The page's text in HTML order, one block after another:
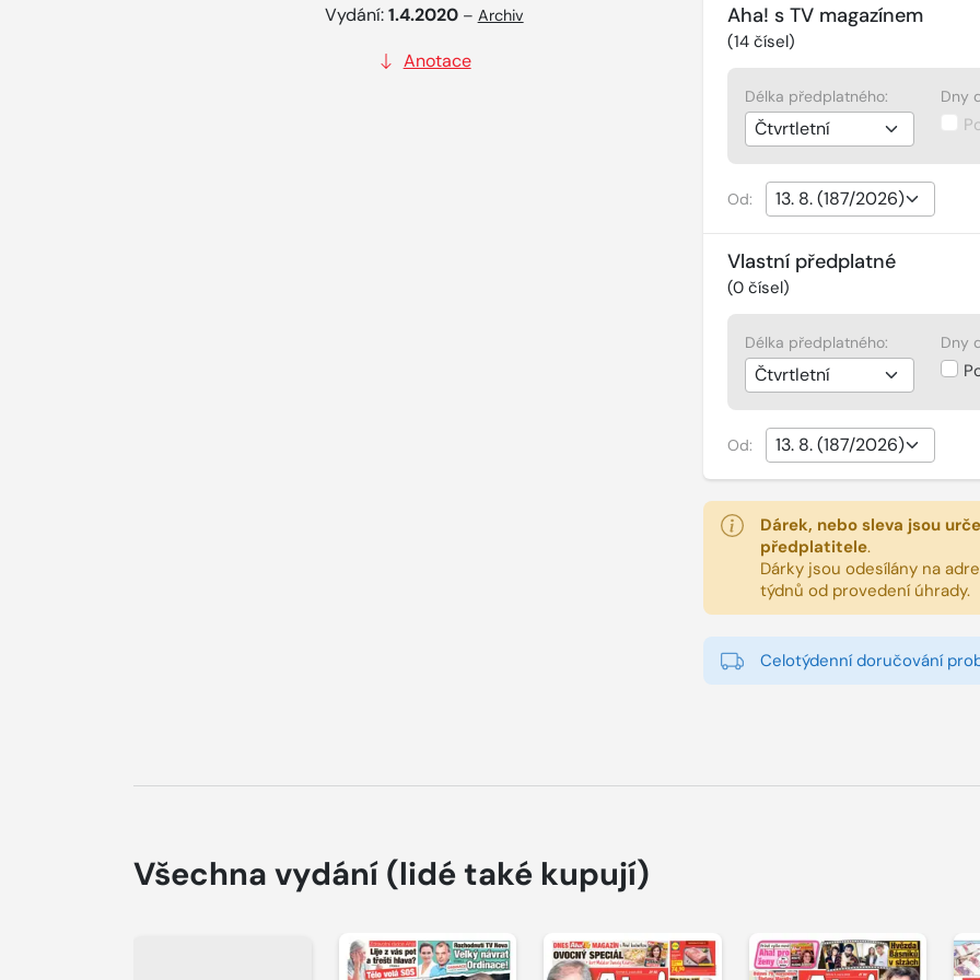
Vydání:1.4.2020 – Archiv
Anotace
Aha! s TV magazínem
(14čísel)
Délka předplatného: Dny
Od:
Vlastní předplatné
(0čísel)
Délka předplatného: Dny
Od:
Dárek, nebo sleva jsou
předplatitele.
Dárky jsou odesílány na
týdnů od provedení úhrady.
Celotýdenní doručování
Všechna vydání (lidé také kupují)